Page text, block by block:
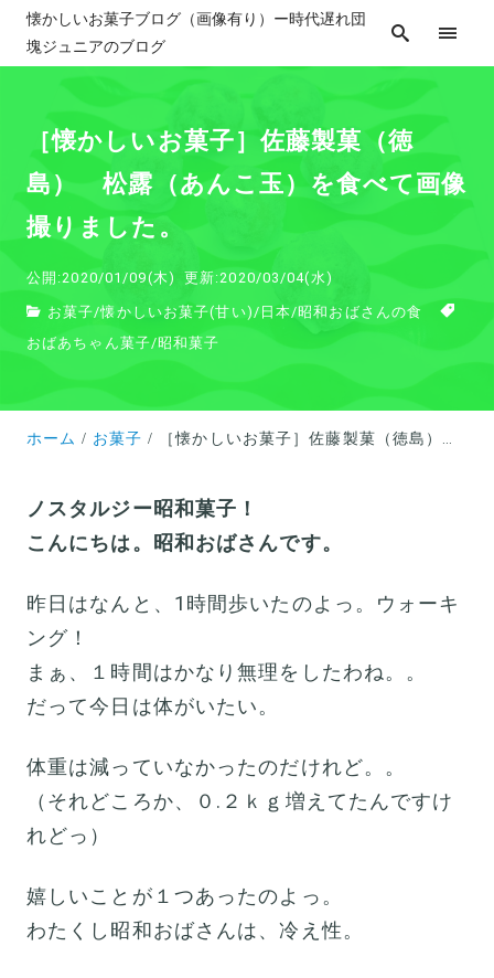
懐かしいお菓子ブログ（画像有り）ー時代遅れ団
塊ジュニアのブログ
［懐かしいお菓子］佐藤製菓（徳
島） 松露（あんこ玉）を食べて画像
撮りました。
公開:2020/01/09(木) 更新:2020/03/04(水)
お菓子/懐かしいお菓子(甘い) / 日本/昭和おばさんの食
おばあちゃん菓子/昭和菓子
ホーム お菓子 ［懐かしいお菓子］佐藤製菓（徳島） 松露（あんこ玉）を食べて画像撮りました。
ノスタルジー昭和菓子！
こんにちは。昭和おばさんです。
昨日はなんと、1時間歩いたのよっ。ウォーキ
ング！
まぁ、１時間はかなり無理をしたわね。。
だって今日は体がいたい。
体重は減っていなかったのだけれど。。
（それどころか、０.２ｋｇ増えてたんですけ
れどっ）
嬉しいことが１つあったのよっ。
わたくし昭和おばさんは、冷え性。